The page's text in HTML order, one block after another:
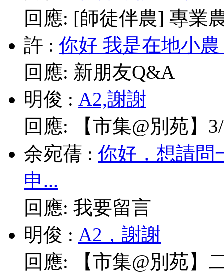
回應: [師徒伴農] 專業
許 : 你好 我是在地小
回應: 新朋友Q&A
明俊 : A2,謝謝
回應:
【市集@別苑】
余宛蒨 : 你好，想請問
申...
回應: 我要留言
明俊 : A2，謝謝
回應:
【市集@別苑】